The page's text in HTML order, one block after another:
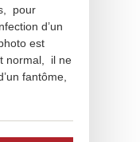
pour
d’un
est
normal, il ne
fantôme,